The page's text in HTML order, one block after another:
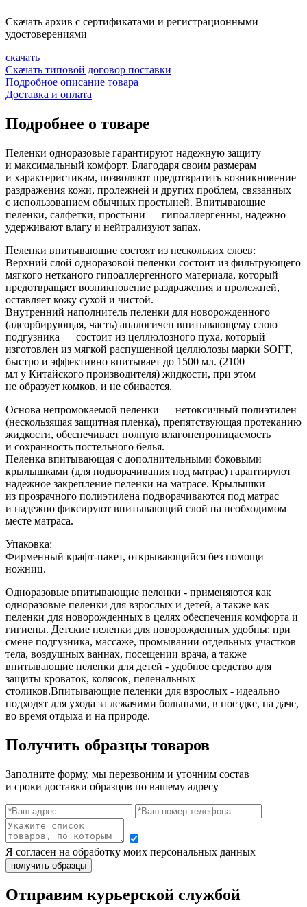
Скачать архив с сертификатами и регистрационными
удостоверениями
скачать
Скачать типовой договор поставки
Подробное описание товара
Доставка и оплата
Подробнее о товаре
Пеленки одноразовые гарантируют надежную защиту
и максимальный комфорт. Благодаря своим размерам
и характеристикам, позволяют предотвратить возникновение
раздражения кожи, пролежней и других проблем, связанных
с использованием обычных простыней. Впитывающие
пеленки, салфетки, простыни — гипоаллергенны, надежно
удерживают влагу и нейтрализуют запах.
Пеленки впитывающие состоят из нескольких слоев:
Верхний слой одноразовой пеленки состоит из фильтрующего
мягкого нетканого гипоаллергенного материала, который
предотвращает возникновение раздражения и пролежней,
оставляет кожу сухой и чистой.
Внутренний наполнитель пеленки для новорожденного
(адсорбирующая, часть) аналогичен впитывающему слою
подгузника — состоит из целлюлозного пуха, который
изготовлен из мягкой распушенной целлюлозы марки SOFT,
быстро и эффективно впитывает до 1500 мл. (2100
мл у Китайского производителя) жидкости, при этом
не образует комков, и не сбивается.
Основа непромокаемой пеленки — нетоксичный полиэтилен
(нескользящая защитная пленка), препятствующая протеканию
жидкости, обеспечивает полную влагонепроницаемость
и сохранность постельного белья.
Пеленка впитывающая с дополнительными боковыми
крылышками (для подворачивания под матрас) гарантируют
надежное закрепление пеленки на матрасе. Крылышки
из прозрачного полиэтилена подворачиваются под матрас
и надежно фиксируют впитывающий слой на необходимом
месте матраса.
Упаковка:
Фирменный крафт-пакет, открывающийся без помощи
ножниц.
Одноразовые впитывающие пеленки - применяются как
одноразовые пеленки для взрослых и детей, а также как
пеленки для новорожденных в целях обеспечения комфорта и
гигиены. Детские пеленки для новорожденных удобны: при
смене подгузника, массаже, промывании отдельных участков
тела, воздушных ваннах, посещении врача, а также
впитывающие пеленки для детей - удобное средство для
защиты кроваток, колясок, пеленальных
столиков.Впитывающие пеленки для взрослых - идеально
подходят для ухода за лежачими больными, в поездке, на даче,
во время отдыха и на природе.
Получить образцы товаров
Заполните форму, мы перезвоним и уточним состав
и сроки доставки образцов по вашему адресу
Я согласен на обработку моих персональных данных
Отправим курьерской службой